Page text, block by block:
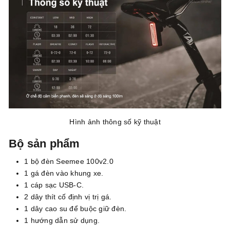
Hình ảnh thông số kỹ thuật
Bộ sản phẩm
1 bộ đèn Seemee 100v2.0
1 gá đèn vào khung xe.
1 cáp sạc USB-C.
2 dây thít cố định vị trị gá.
1 dây cao su để buộc giữ đèn.
1 hướng dẫn sử dụng.